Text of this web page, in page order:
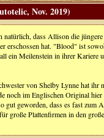
Nov. 2019)
natürlich, dass Allison die
erschossen hat. "Blood" ist
ein Meilenstein in ihrer Kariere
von Shelby Lynne hat ihr
noch im Englischen Original
gut geworden, dass es fast zum
große Plattenfirmen in den